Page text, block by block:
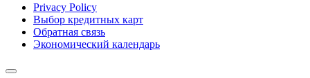
Privacy Policy
Выбор кредитных карт
Обратная связь
Экономический календарь